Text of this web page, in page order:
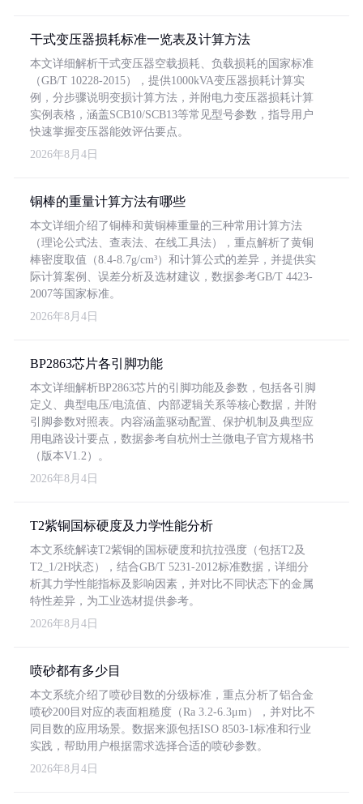
干式变压器损耗标准一览表及计算方法
本文详细解析干式变压器空载损耗、负载损耗的国家标准
（GB/T 10228-2015），提供1000kVA变压器损耗计算实
例，分步骤说明变损计算方法，并附电力变压器损耗计算
实例表格，涵盖SCB10/SCB13等常见型号参数，指导用户
快速掌握变压器能效评估要点。
2026年8月4日
铜棒的重量计算方法有哪些
本文详细介绍了铜棒和黄铜棒重量的三种常用计算方法
（理论公式法、查表法、在线工具法），重点解析了黄铜
棒密度取值（8.4-8.7g/cm³）和计算公式的差异，并提供实
际计算案例、误差分析及选材建议，数据参考GB/T 4423-
2007等国家标准。
2026年8月4日
BP2863芯片各引脚功能
本文详细解析BP2863芯片的引脚功能及参数，包括各引脚
定义、典型电压/电流值、内部逻辑关系等核心数据，并附
引脚参数对照表。内容涵盖驱动配置、保护机制及典型应
用电路设计要点，数据参考自杭州士兰微电子官方规格书
（版本V1.2）。
2026年8月4日
T2紫铜国标硬度及力学性能分析
本文系统解读T2紫铜的国标硬度和抗拉强度（包括T2及
T2_1/2H状态），结合GB/T 5231-2012标准数据，详细分
析其力学性能指标及影响因素，并对比不同状态下的金属
特性差异，为工业选材提供参考。
2026年8月4日
喷砂都有多少目
本文系统介绍了喷砂目数的分级标准，重点分析了铝合金
喷砂200目对应的表面粗糙度（Ra 3.2-6.3μm），并对比不
同目数的应用场景。数据来源包括ISO 8503-1标准和行业
实践，帮助用户根据需求选择合适的喷砂参数。
2026年8月4日